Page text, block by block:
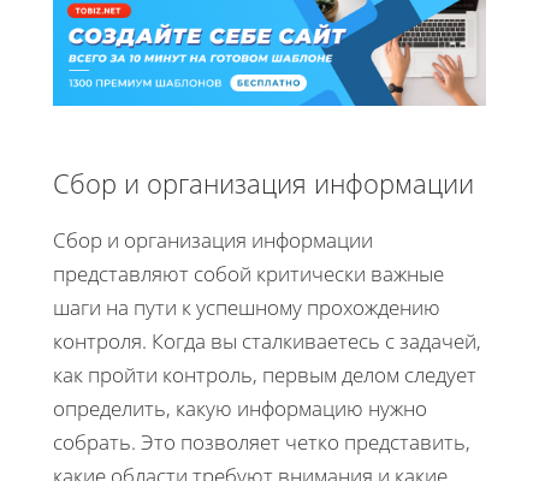
Сбор и организация информации
Сбор и организация информации
представляют собой критически важные
шаги на пути к успешному прохождению
контроля. Когда вы сталкиваетесь с задачей,
как пройти контроль, первым делом следует
определить, какую информацию нужно
собрать. Это позволяет четко представить,
какие области требуют внимания и какие